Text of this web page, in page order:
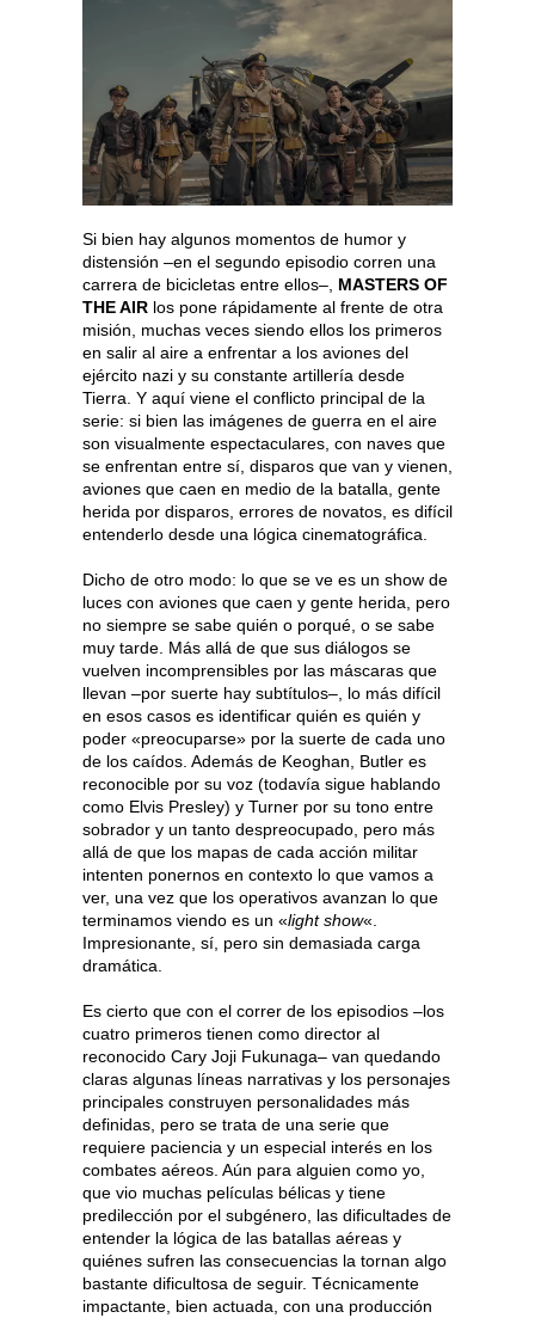
Si bien hay algunos momentos de humor y
distensión –en el segundo episodio corren una
carrera de bicicletas entre ellos–, MASTERS OF
THE AIR los pone rápidamente al frente de otra
misión, muchas veces siendo ellos los primeros
en salir al aire a enfrentar a los aviones del
ejército nazi y su constante artillería desde
Tierra. Y aquí viene el conflicto principal de la
serie: si bien las imágenes de guerra en el aire
son visualmente espectaculares, con naves que
se enfrentan entre sí, disparos que van y vienen,
aviones que caen en medio de la batalla, gente
herida por disparos, errores de novatos, es difícil
entenderlo desde una lógica cinematográfica.
Dicho de otro modo: lo que se ve es un show de
luces con aviones que caen y gente herida, pero
no siempre se sabe quién o porqué, o se sabe
muy tarde. Más allá de que sus diálogos se
vuelven incomprensibles por las máscaras que
llevan –por suerte hay subtítulos–, lo más difícil
en esos casos es identificar quién es quién y
poder «preocuparse» por la suerte de cada uno
de los caídos. Además de Keoghan, Butler es
reconocible por su voz (todavía sigue hablando
como Elvis Presley) y Turner por su tono entre
sobrador y un tanto despreocupado, pero más
allá de que los mapas de cada acción militar
intenten ponernos en contexto lo que vamos a
ver, una vez que los operativos avanzan lo que
terminamos viendo es un «light show«.
Impresionante, sí, pero sin demasiada carga
dramática.
Es cierto que con el correr de los episodios –los
cuatro primeros tienen como director al
reconocido Cary Joji Fukunaga– van quedando
claras algunas líneas narrativas y los personajes
principales construyen personalidades más
definidas, pero se trata de una serie que
requiere paciencia y un especial interés en los
combates aéreos. Aún para alguien como yo,
que vio muchas películas bélicas y tiene
predilección por el subgénero, las dificultades de
entender la lógica de las batallas aéreas y
quiénes sufren las consecuencias la tornan algo
bastante dificultosa de seguir. Técnicamente
impactante, bien actuada, con una producción